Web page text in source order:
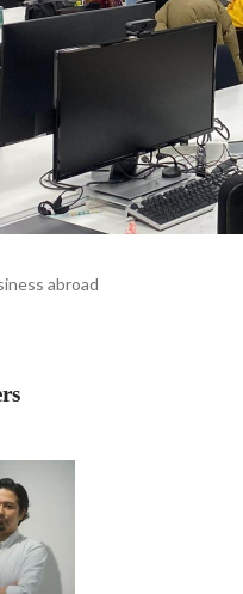
abroad